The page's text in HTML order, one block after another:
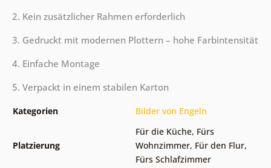
2. Kein zusätzlicher Rahmen erforderlich
3. Gedruckt mit modernen Plottern – hohe Farbintensität
4. Einfache Montage
5. Verpackt in einem stabilen Karton
Kategorien Bilder von Engeln
Platzierung
Für die Küche, Fürs
Wohnzimmer, Für den Flur,
Fürs Schlafzimmer